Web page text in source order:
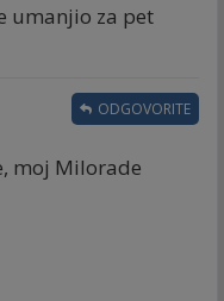
umanjio za pet
moj Milorade
ODGOVORITE